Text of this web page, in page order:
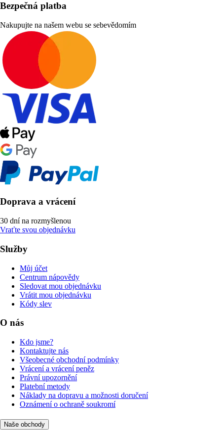
Bezpečná platba
Nakupujte na našem webu se sebevědomím
Doprava a vrácení
30 dní na rozmyšlenou
Vraťte svou objednávku
Služby
Můj účet
Centrum nápovědy
Sledovat mou objednávku
Vrátit mou objednávku
Kódy slev
O nás
Kdo jsme?
Kontaktujte nás
Všeobecné obchodní podmínky
Vrácení a vrácení peněz
Právní upozornění
Platební metody
Náklady na dopravu a možnosti doručení
Oznámení o ochraně soukromí
Naše obchody